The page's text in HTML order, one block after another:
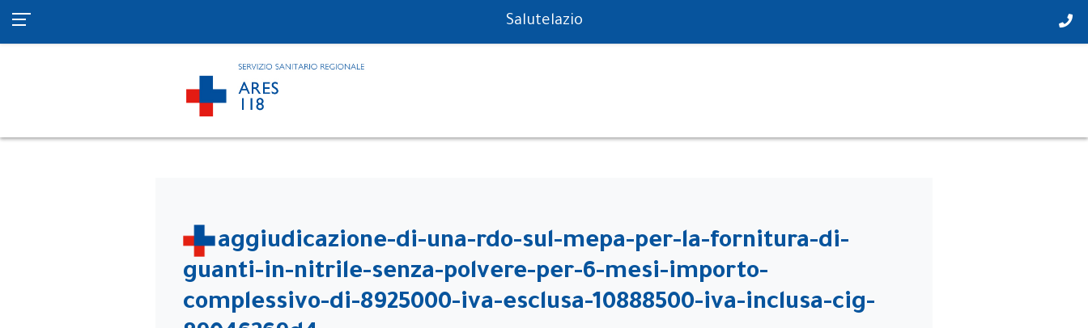
PS in tempo reale
Salutelazio
aggiudicazione-di-una-rdo-sul-mepa-per-la-fornitura-di-
guanti-in-nitrile-senza-polvere-per-6-mesi-importo-
complessivo-di-8925000-iva-esclusa-10888500-iva-inclusa-cig-